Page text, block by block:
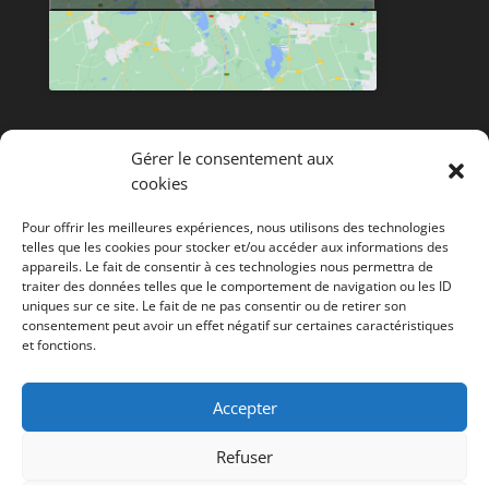
Gérer le consentement aux
cookies
Pour offrir les meilleures expériences, nous utilisons des technologies
telles que les cookies pour stocker et/ou accéder aux informations des
appareils. Le fait de consentir à ces technologies nous permettra de
traiter des données telles que le comportement de navigation ou les ID
uniques sur ce site. Le fait de ne pas consentir ou de retirer son
consentement peut avoir un effet négatif sur certaines caractéristiques
et fonctions.
Accepter
Refuser
Plan du site
Accueil Rochard Terrassement
Terrassement
Assainissement
Travaux agricoles
Réalisations